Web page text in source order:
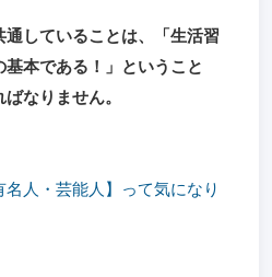
していることは、「生活習
本である！」ということ
なりません。
名人・芸能人】って気になり